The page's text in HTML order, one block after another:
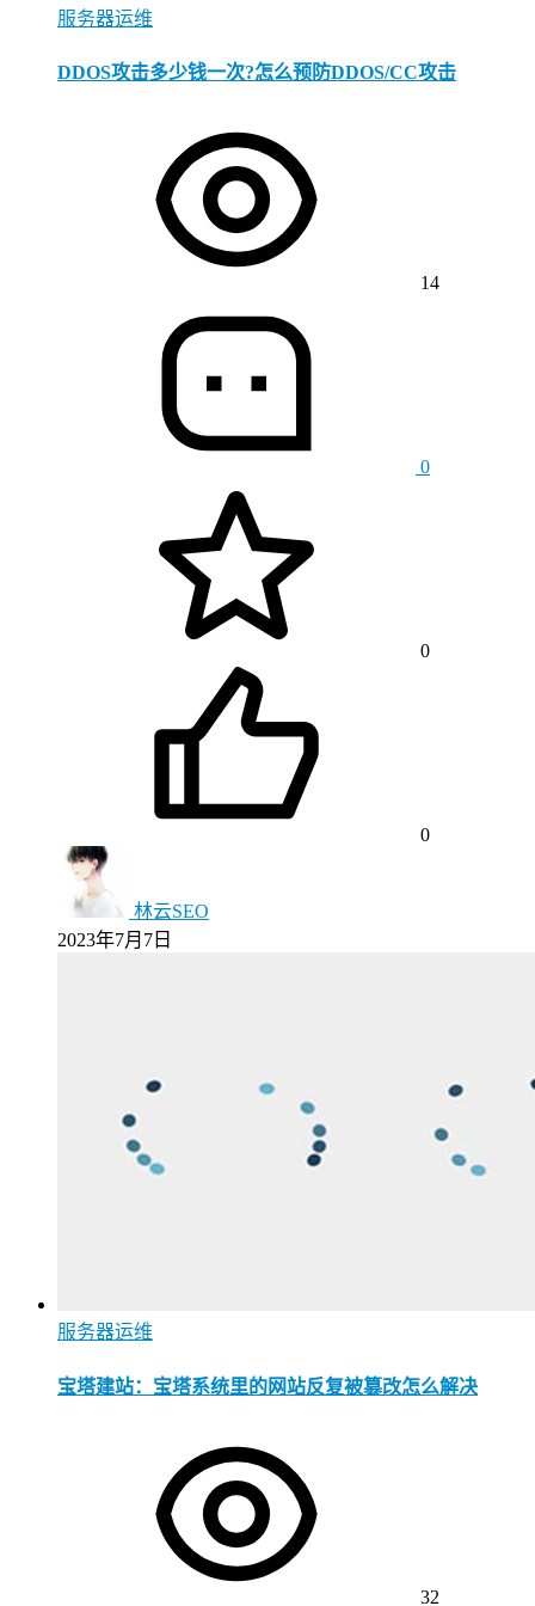
服务器运维
DDOS攻击多少钱一次?怎么预防DDOS/CC攻击
14
0
0
0
林云SEO
2023年7月7日
服务器运维
宝塔建站：宝塔系统里的网站反复被篡改怎么解决
32